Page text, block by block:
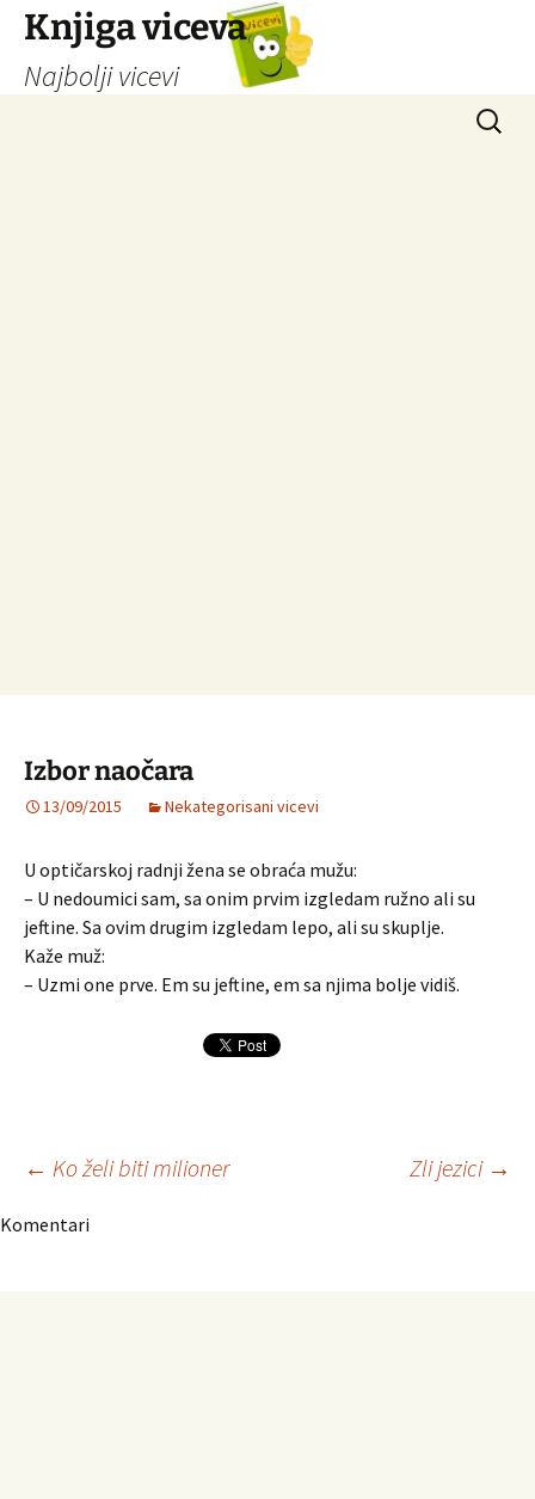
Knjiga viceva
Najbolji vicevi
Izbor naočara
13/09/2015 Nekategorisani vicevi
U optičarskoj radnji žena se obraća mužu:
– U nedoumici sam, sa onim prvim izgledam ružno ali su
jeftine. Sa ovim drugim izgledam lepo, ali su skuplje.
Kaže muž:
– Uzmi one prve. Em su jeftine, em sa njima bolje vidiš.
Navigacija
← Ko želi biti milioner Zli jezici →
Komentari